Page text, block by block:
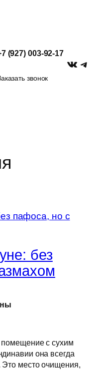
(927) 003-92-17
звонок
VK
без
с сухим
она всегда
Это место очищения,